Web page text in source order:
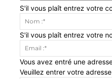
S'il vous plaît entrez votre
S'il vous plaît entrez votre
Vous avez entré une
Veuillez entrer votre